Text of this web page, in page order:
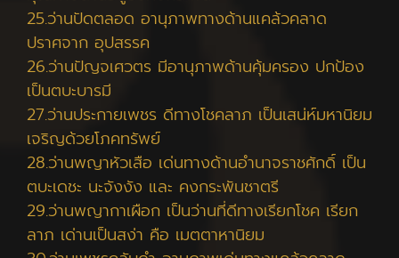
25.ว่านปัดตลอด อานุภาพทางด้านแคล้วคลาด
ปราศจาก อุปสรรค
26.ว่านปัญจเศวตร มีอานุภาพด้านคุ้มครอง ปกป้อง
เป็นตบะบารมี
27.ว่านประกายเพชร ดีทางโชคลาภ เป็นเสน่ห์มหานิยม
เจริญด้วยโภคทรัพย์
28.ว่านพญาหัวเสือ เด่นทางด้านอำนาจราชศักดิ์ เป็น
ตบะเดชะ นะจังงัง และ คงกระพันชาตรี
29.ว่านพญากาเผือก เป็นว่านที่ดีทางเรียกโชค เรียก
ลาภ เด่านเป็นสง่า คือ เมตตาหานิยม